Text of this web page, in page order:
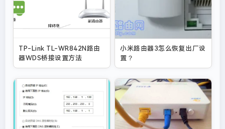
TP-Link TL-WR842N路由
器WDS桥接设置方法
小米路由器3怎么恢复出厂设
置？